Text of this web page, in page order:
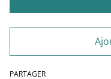
PARTAGER